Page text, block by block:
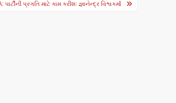
પ્રગતિ માટે કામ કરીશઃ જ્ઞાનેન્દ્ર વિશ્વકર્મા